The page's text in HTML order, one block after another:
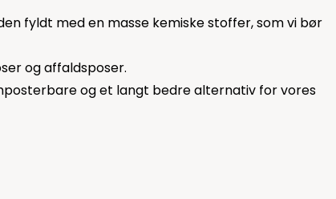
fyldt med en masse kemiske stoffer, som vi bør
og affaldsposer.
og et langt bedre alternativ for vores